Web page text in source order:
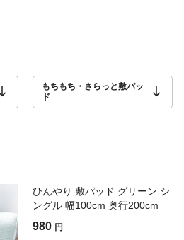
もちもち・さらっと敷パッ
ド
ひんやり 敷パッド グリーン シ
ングル 幅100cm 奥行200cm
980 円